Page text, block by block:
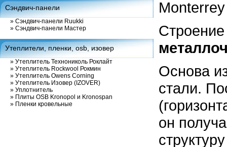
Сэндвич-панели
» Сэндвич-панели Ruukki
» Сэндвич-панели Мастер
Утеплители, пленки, osb, изовер
» Утеплитель Технониколь Роклайт
» Утеплитель Rockwool Рокмин
» Утеплитель Owens Corning
» Утеплитель Изовер (IZOVER)
» Уплотнитель
» Плиты OSB Kronopol и Kronospan
» Пленки кровельные
Основа
стали.
он
структуру